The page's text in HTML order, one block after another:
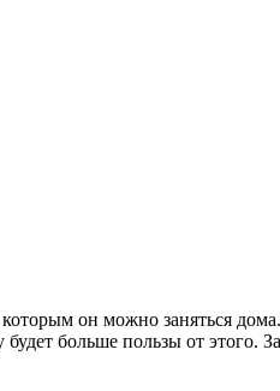
он можно заняться дома.
больше пользы от этого.